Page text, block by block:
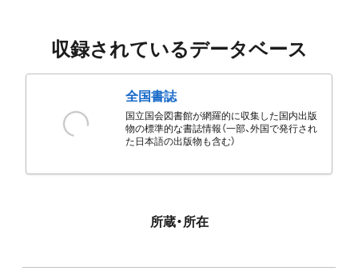
収録されているデータベース
全国書誌
国立国会図書館が網羅的に収集した国内出版
物の標準的な書誌情報（一部、外国で発行され
た日本語の出版物も含む）
所蔵・所在